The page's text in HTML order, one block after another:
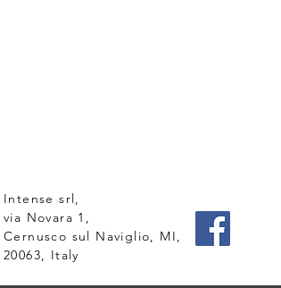
Intense srl,
via Novara 1,
Cernusco sul Naviglio, MI,
20063, Italy